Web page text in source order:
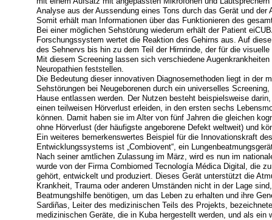
Analyse aus der Aussendung eines Tons durch das Gerät und
Somit erhält man Informationen über das Funktionieren des
Bei einer möglichen Sehstörung wiederum erhält der Patient
Forschungssystem wertet die Reaktion des Gehirns aus. Auf
des Sehnervs bis hin zu dem Teil der Hirnrinde, der für die
Mit diesem Screening lassen sich verschiedene
Neuropathien feststellen.
Die Bedeutung dieser innovativen Diagnosemethoden liegt in der
Sehstörungen bei Neugeborenen durch ein universelles
Hause entlassen werden. Der Nutzen besteht beispielsweise
einen teilweisen Hörverlust erleiden, in den ersten sechs
können. Damit haben sie im Alter von fünf Jahren die gleichen
ohne Hörverlust (der häufigste angeborene Defekt weltweit) und
Ein weiteres bemerkenswertes Beispiel für die Innovationskraft
Entwicklungssystems ist „Combiovent“, ein
Nach seiner amtlichen Zulassung im März, wird es nun im
wurde von der Firma Combiomed Tecnología Médica Digital, die
gehört, entwickelt und produziert. Dieses Gerät unterstützt die
Krankheit, Trauma oder anderen Umständen nicht in der Lage
Beatmungshilfe benötigen, um das Leben zu erhalten und ihre
Sardiñas, Leiter des medizinischen Teils des Projekts,
medizinischen Geräte, die in Kuba hergestellt werden, und als ein